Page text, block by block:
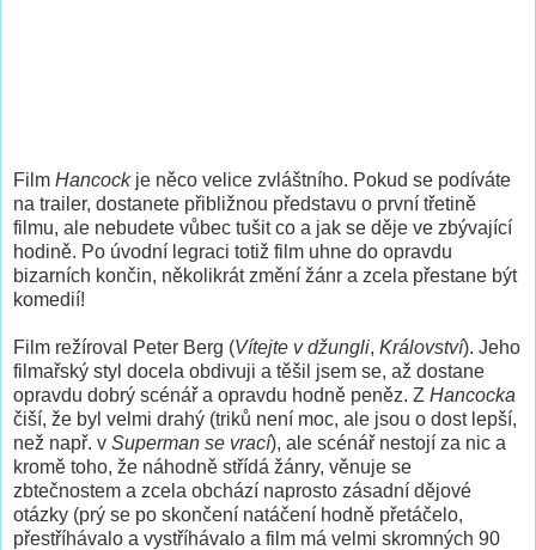
Film Hancockje něco velice zvláštního. Pokud se podíváte
na trailer, dostanete přibližnou představu o první třetině
filmu, ale nebudete vůbec tušit co a jak se děje ve zbývající
hodině. Po úvodní legraci totiž film uhne do opravdu
bizarních končin, několikrát změní žánr a zcela přestane být
komedií!
Film režíroval Peter Berg (Vítejte v džungli, Království). Jeho
filmařský styl docela obdivuji a těšil jsem se, až dostane
opravdu dobrý scénář a opravdu hodně peněz. Z Hancocka
čiší, že byl velmi drahý (triků není moc, ale jsou o dost lepší,
než např. v Superman se vrací), ale scénář nestojí za nic a
kromě toho, že náhodně střídá žánry, věnuje se
zbtečnostem a zcela obchází naprosto zásadní dějové
otázky (prý se po skončení natáčení hodně přetáčelo,
přestříhávalo a vystříhávalo a film má velmi skromných 90